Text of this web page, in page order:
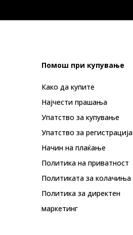
Помош при купување
Како да купите
Најчести прашања
Упатство за купување
Упатство за регистрација
Начин на плаќање
Политика на приватност
Политиката за колачиња
Политика за директен
маркетинг